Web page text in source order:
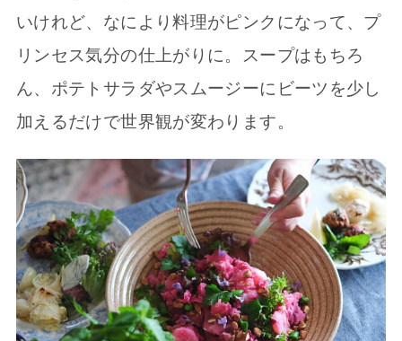
いけれど、なにより料理がピンクになって、プ
リンセス気分の仕上がりに。スープはもちろ
ん、ポテトサラダやスムージーにビーツを少し
加えるだけで世界観が変わります。